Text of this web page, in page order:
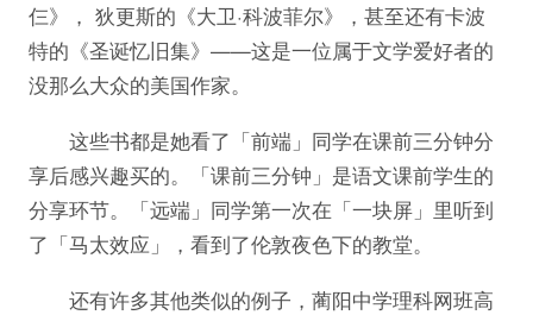
仨》， 狄更斯的《大卫·科波菲尔》，甚至还有卡波
特的《圣诞忆旧集》——这是一位属于文学爱好者的
没那么大众的美国作家。
这些书都是她看了「前端」同学在课前三分钟分
享后感兴趣买的。「课前三分钟」是语文课前学生的
分享环节。「远端」同学第一次在「一块屏」里听到
了「马太效应」，看到了伦敦夜色下的教堂。
还有许多其他类似的例子，蔺阳中学理科网班高